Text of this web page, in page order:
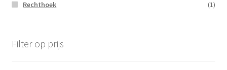
Rechthoek (1)
Filter op prijs